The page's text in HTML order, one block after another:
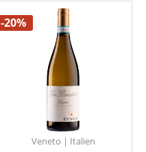
-20%
Veneto | Italien